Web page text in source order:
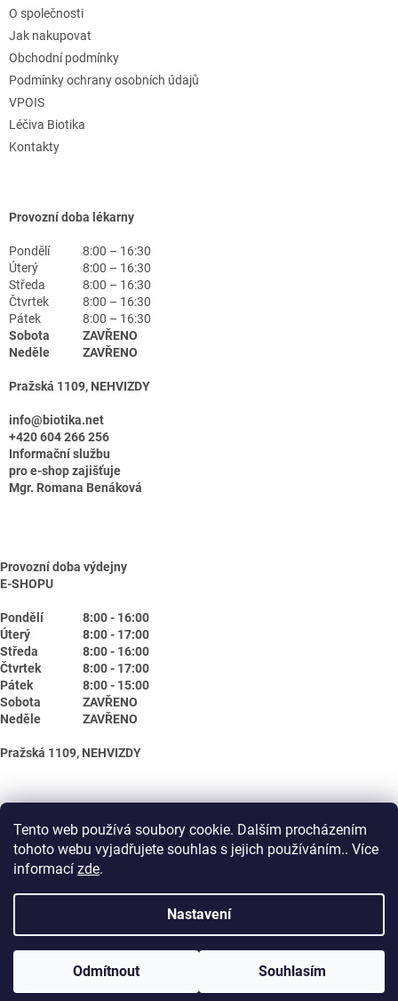
Tento web používá soubory cookie. Dalším procházením
tohoto webu vyjadřujete souhlas s jejich používáním.. Více
informací zde.
Nastavení
Odmítnout Souhlasím
O společnosti
Jak nakupovat
Obchodní podmínky
Podmínky ochrany osobních údajů
VPOIS
Léčiva Biotika
Kontakty
Provozní doba lékarny
Pondělí
8:00 – 16:30
Úterý
8:00 – 16:30
Středa
8:00 – 16:30
Čtvrtek
8:00 – 16:30
Pátek
8:00 – 16:30
Sobota
ZAVŘENO
Neděle
ZAVŘENO
Pražská 1109, NEHVIZDY
info@biotika.net
+420 604 266 256
Informační službu
pro e-shop zajišťuje
Mgr. Romana Benáková
Provozní doba výdejny
E-SHOPU
Pondělí
8:00 - 16:00
Úterý
8:00 - 17:00
Středa
8:00 - 16:00
Čtvrtek
8:00 - 17:00
Pátek
8:00 - 15:00
Sobota
ZAVŘENO
Neděle
ZAVŘENO
Pražská 1109, NEHVIZDY
Vytvořil Shoptet
Copyright 2026Biotika.net . Všechna práva vyhrazena.